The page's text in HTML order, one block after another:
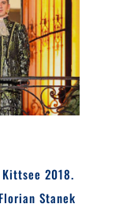
2018.
Stanek